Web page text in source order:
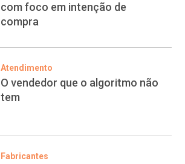
com foco em intenção de
compra
Atendimento
O vendedor que o algoritmo não
tem
Fabricantes